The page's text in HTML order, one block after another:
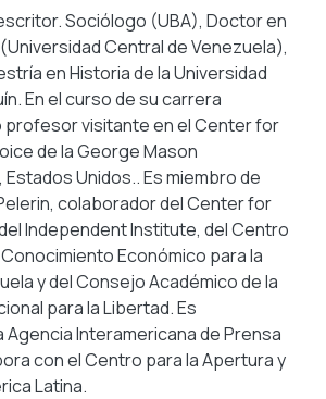
scritor. Sociólogo (UBA), Doctor en
Central de Venezuela),
en Historia de la Universidad
En el curso de su carrera
profesor visitante en el Center for
de la George Mason
Estados Unidos.. Es miembro de
colaborador del Center for
Independent Institute, del Centro
Económico para la
y del Consejo Académico de la
para la Libertad. Es
Interamericana de Prensa
con el Centro para la Apertura y
Latina.